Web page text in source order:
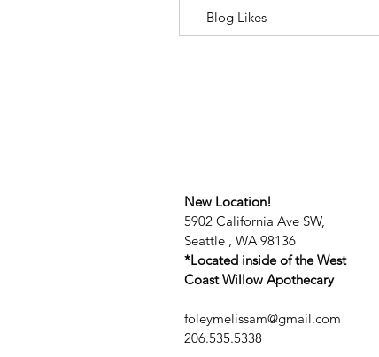
Blog Likes
New Location!
5902 California Ave SW,
Seattle , WA 98136
*Located inside of the West
Coast Willow Apothecary
foleymelissam@gmail.com
206.535.5338